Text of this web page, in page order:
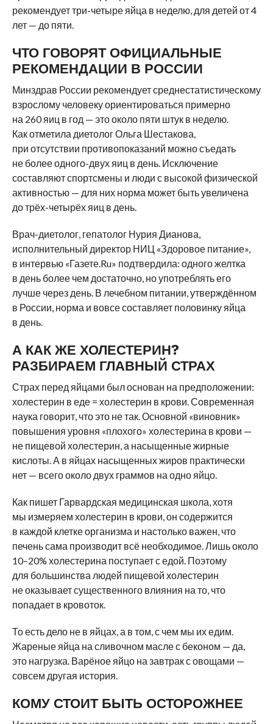
рекомендует три-четыре яйца в неделю, для детей от 4
лет — до пяти.
ЧТО ГОВОРЯТ ОФИЦИАЛЬНЫЕ
РЕКОМЕНДАЦИИ В РОССИИ
Минздрав России рекомендует среднестатистическому
взрослому человеку ориентироваться примерно
на 260 яиц в год — это около пяти штук в неделю.
Как отметила диетолог Ольга Шестакова,
при отсутствии противопоказаний можно съедать
не более одного-двух яиц в день. Исключение
составляют спортсмены и люди с высокой физической
активностью — для них норма может быть увеличена
до трёх-четырёх яиц в день.
Врач-диетолог, гепатолог Нурия Дианова,
исполнительный директор НИЦ «Здоровое питание»,
в интервью «Газете.Ru» подтвердила: одного желтка
в день более чем достаточно, но употреблять его
лучше через день. В лечебном питании, утверждённом
в России, норма и вовсе составляет половинку яйца
в день.
А КАК ЖЕ ХОЛЕСТЕРИН?
РАЗБИРАЕМ ГЛАВНЫЙ СТРАХ
Страх перед яйцами был основан на предположении:
холестерин в еде = холестерин в крови. Современная
наука говорит, что это не так. Основной «виновник»
повышения уровня «плохого» холестерина в крови —
не пищевой холестерин, а насыщенные жирные
кислоты. А в яйцах насыщенных жиров практически
нет — всего около двух граммов на одно яйцо.
Как пишет Гарвардская медицинская школа, хотя
мы измеряем холестерин в крови, он содержится
в каждой клетке организма и настолько важен, что
печень сама производит всё необходимое. Лишь около
10–20% холестерина поступает с едой. Поэтому
для большинства людей пищевой холестерин
не оказывает существенного влияния на то, что
попадает в кровоток.
То есть дело не в яйцах, а в том, с чем мы их едим.
Жареные яйца на сливочном масле с беконом — да,
это нагрузка. Варёное яйцо на завтрак с овощами —
совсем другая история.
КОМУ СТОИТ БЫТЬ ОСТОРОЖНЕЕ